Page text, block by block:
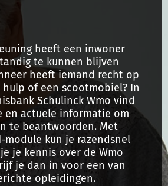
heeft een inwoner
te kunnen blijven
heeft iemand recht op
of een scootmobiel? In
Schulinck Wmo vind
en actuele informatie om
te beantwoorden. Met
module kun je razendsnel
je kennis over de Wmo
je dan in voor een van
opleidingen.